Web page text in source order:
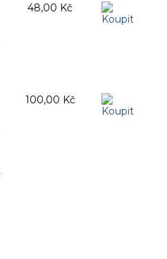
48,00 Kč
100,00 Kč